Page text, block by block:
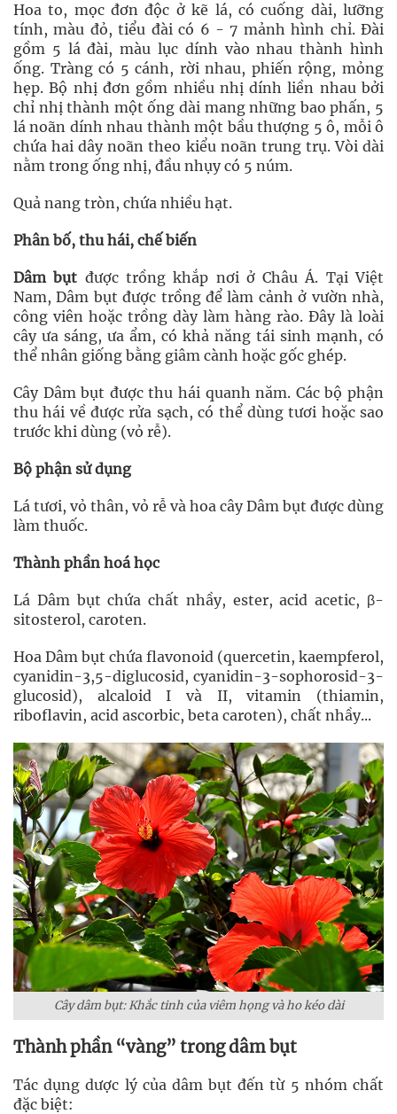
Hoa to, mọc đơn độc ở kẽ lá, có cuống dài, lưỡng
tính, màu đỏ, tiểu đài có 6 - 7 mảnh hình chỉ. Đài
gồm 5 lá đài, màu lục dính vào nhau thành hình
ống. Tràng có 5 cánh, rời nhau, phiến rộng, mỏng
hẹp. Bộ nhị đơn gồm nhiều nhị dính liền nhau bởi
chỉ nhị thành một ống dài mang những bao phấn, 5
lá noãn dính nhau thành một bầu thượng 5 ô, mỗi ô
chứa hai dây noãn theo kiểu noãn trung trụ. Vòi dài
nằm trong ống nhị, đầu nhụy có 5 núm.
Quả nang tròn, chứa nhiều hạt.
Phân bố, thu hái, chế biến
Dâm bụt được trồng khắp nơi ở Châu Á. Tại Việt
Nam, Dâm bụt được trồng để làm cảnh ở vườn nhà,
công viên hoặc trồng dày làm hàng rào. Đây là loài
cây ưa sáng, ưa ẩm, có khả năng tái sinh mạnh, có
thể nhân giống bằng giâm cành hoặc gốc ghép.
Cây Dâm bụt được thu hái quanh năm. Các bộ phận
thu hái về được rửa sạch, có thể dùng tươi hoặc sao
trước khi dùng (vỏ rễ).
Bộ phận sử dụng
Lá tươi, vỏ thân, vỏ rễ và hoa cây Dâm bụt được dùng
làm thuốc.
Thành phần hoá học
Lá Dâm bụt chứa chất nhầy, ester, acid acetic, β-
sitosterol, caroten.
Hoa Dâm bụt chứa flavonoid (quercetin, kaempferol,
cyanidin-3,5-diglucosid, cyanidin-3-sophorosid-3-
glucosid), alcaloid I và II, vitamin (thiamin,
riboflavin, acid ascorbic, beta caroten), chất nhầy...
Cây dâm bụt: Khắc tinh của viêm họng và ho kéo dài
Thành phần “vàng” trong dâm bụt
Tác dụng dược lý của dâm bụt đến từ 5 nhóm chất
đặc biệt: